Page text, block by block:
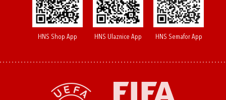
HNS Shop App HNS Ulaznice App HNS Semafor App